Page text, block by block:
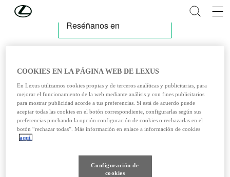
Skip to Main Content
COOKIES EN LA PÁGINA WEB DE LEXUS
En Lexus utilizamos cookies propias y de terceros analíticas y publicitarias, para
mejorar el funcionamiento de la web mediante análisis y con fines publicitarios
para mostrar publicidad acorde a tus preferencias. Si está de acuerdo puede
aceptar todas las cookies en el botón correspondiente, configurarlas según sus
preferencias pinchando la opción configuración de cookies o rechazarlas en el
botón “rechazar todas”. Más información en enlace a información de cookies
aquí.
Configuración de
cookies